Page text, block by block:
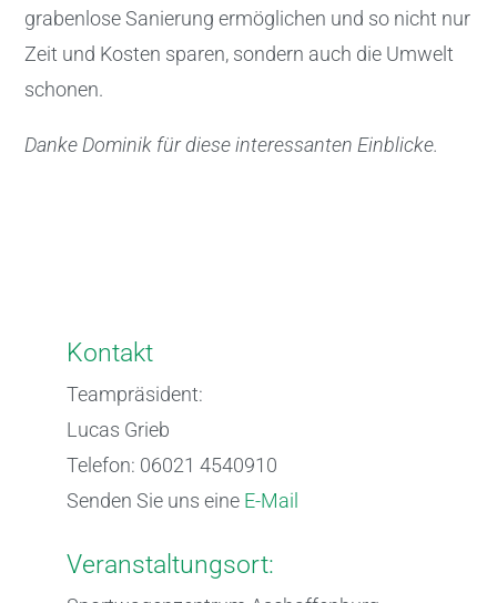
grabenlose Sanierung ermöglichen und so nicht nur
Zeit und Kosten sparen, sondern auch die Umwelt
schonen.
Danke Dominik für diese interessanten Einblicke.
Kontakt
Teampräsident:
Lucas Grieb
Telefon: 06021 4540910
Senden Sie uns eine E-Mail
Veranstaltungsort: